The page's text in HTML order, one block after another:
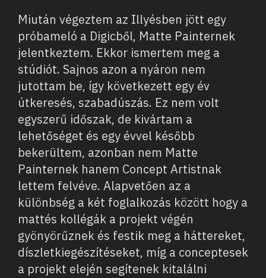
Miután végeztem az Illyésben jött egy
próbameló a Digicből, Matte Painternek
jelentkeztem. Ekkor ismertem meg a
stúdiót. Sajnos azon a nyáron nem
jutottam be, így következett egy év
útkeresés, szabadúszás. Ez nem volt
egyszerű időszak, de kivártam a
lehetőséget és egy évvel később
bekerültem, azonban nem Matte
Painternek hanem Concept Artistnak
lettem felvéve. Alapvetően az a
különbség a két foglalkozás között hogy a
mattés kollégák a projekt végén
gyönyörűznek és festik meg a háttereket,
díszletkiegészítéseket, míg a conceptesek
a projekt elején segítenek kitalálni